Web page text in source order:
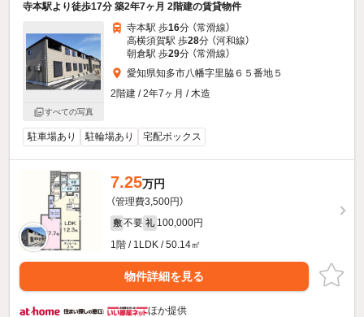
寺本駅より徒歩17分 築2年7ヶ月 2階建の賃貸物件
すべての写真
寺本駅 歩16分 （常滑線）
高横須賀駅 歩28分 （河和線）
朝倉駅 歩29分 （常滑線）
愛知県知多市八幡字里脇６５番地５
2階建 / 2年7ヶ月 / 木造
駐車場あり 駐輪場あり 宅配ボックス
7.25万円
（管理費3,500円）
敷 不要 礼 100,000円
1階 / 1LDK / 50.14㎡
物件詳細を見る
ほか提供